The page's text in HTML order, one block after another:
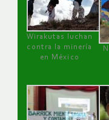
Wirakutas luchan
contra la minería
en México